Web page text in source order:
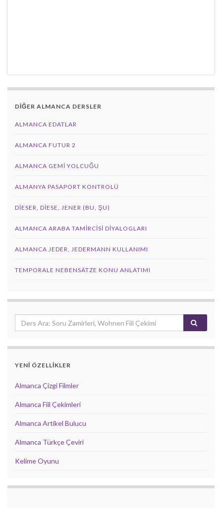
DİĞER ALMANCA DERSLER
ALMANCA EDATLAR
ALMANCA FUTUR 2
ALMANCA GEMI YOLCUĞU
ALMANYA PASAPORT KONTROLÜ
DIESER, DIESE, JENER (BU, ŞU)
ALMANCA ARABA TAMIRCISI DIYALOGLARI
ALMANCA JEDER, JEDERMANN KULLANIMI
TEMPORALE NEBENSÄTZE KONU ANLATIMI
YENİ ÖZELLİKLER
Almanca Çizgi Filmler
Almanca Fiil Çekimleri
Almanca Artikel Bulucu
Almanca Türkçe Çeviri
Kelime Oyunu